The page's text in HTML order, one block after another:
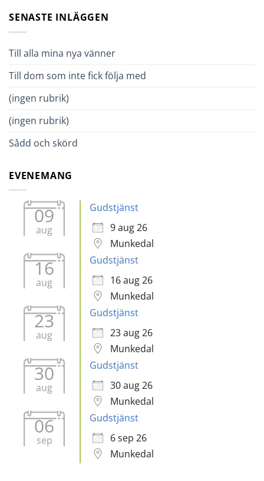
SENASTE INLÄGGEN
Till alla mina nya vänner
Till dom som inte fick följa med
(ingen rubrik)
(ingen rubrik)
Sådd och skörd
EVENEMANG
09
aug
Gudstjänst
9 aug 26
Munkedal
16
aug
Gudstjänst
16 aug 26
Munkedal
23
aug
Gudstjänst
23 aug 26
Munkedal
30
aug
Gudstjänst
30 aug 26
Munkedal
06
sep
Gudstjänst
6 sep 26
Munkedal